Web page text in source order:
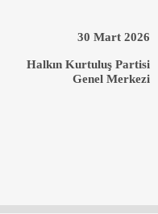
30 Mart 2026
Halkın Kurtuluş Partisi
Genel Merkezi